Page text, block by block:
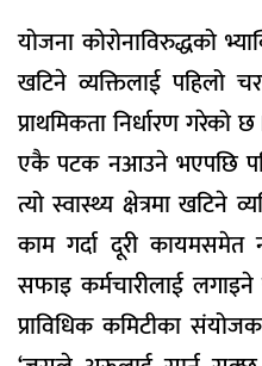
योजना कोरोनाविरुद्धको
खटिने व्यक्तिलाई पहिलो
प्राथमिकता निर्धारण
एकै पटक नआउने भएपछि
त्यो स्वास्थ्य क्षेत्रमा खटिने
काम गर्दा दूरी कायमसमेत
सफाइ कर्मचारीलाई
प्राविधिक कमिटीका